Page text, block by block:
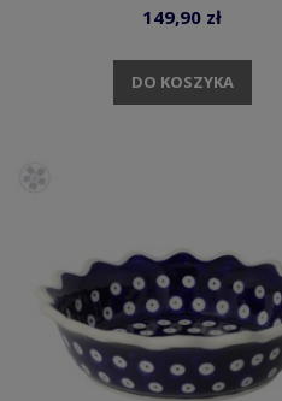
149,90 zł
DO KOSZYKA